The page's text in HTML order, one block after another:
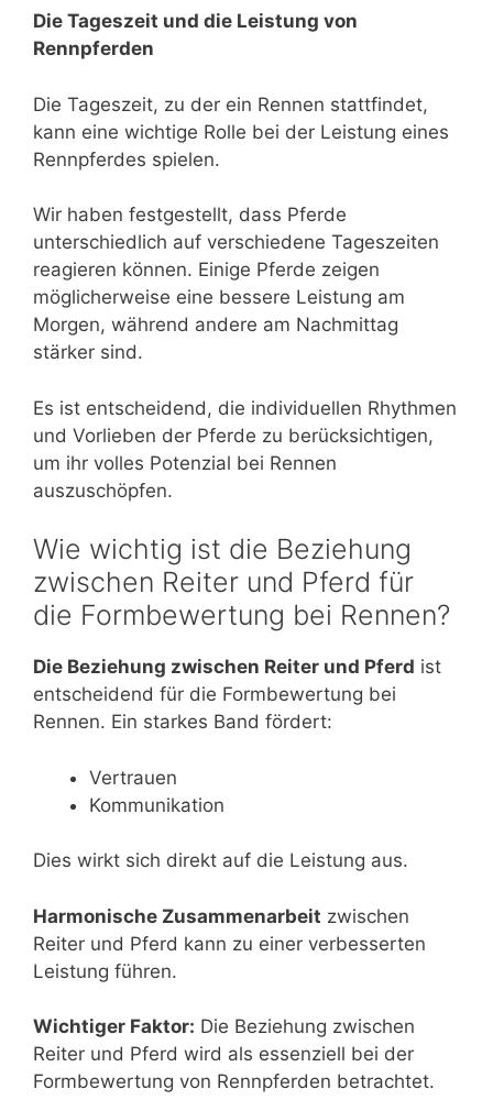
Die Tageszeit und die Leistung von
Rennpferden
Die Tageszeit, zu der ein Rennen stattfindet,
kann eine wichtige Rolle bei der Leistung eines
Rennpferdes spielen.
Wir haben festgestellt, dass Pferde
unterschiedlich auf verschiedene Tageszeiten
reagieren können. Einige Pferde zeigen
möglicherweise eine bessere Leistung am
Morgen, während andere am Nachmittag
stärker sind.
Es ist entscheidend, die individuellen Rhythmen
und Vorlieben der Pferde zu berücksichtigen,
um ihr volles Potenzial bei Rennen
auszuschöpfen.
Wie wichtig ist die Beziehung
zwischen Reiter und Pferd für
die Formbewertung bei Rennen?
Die Beziehung zwischen Reiter und Pferd ist
entscheidend für die Formbewertung bei
Rennen. Ein starkes Band fördert:
Vertrauen
Kommunikation
Dies wirkt sich direkt auf die Leistung aus.
Harmonische Zusammenarbeit zwischen
Reiter und Pferd kann zu einer verbesserten
Leistung führen.
Wichtiger Faktor: Die Beziehung zwischen
Reiter und Pferd wird als essenziell bei der
Formbewertung von Rennpferden betrachtet.